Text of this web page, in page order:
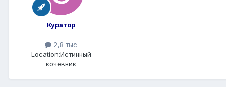
Куратор
2,8 тыс
Location:Истинный
кочевник